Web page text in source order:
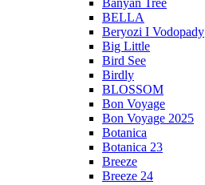
Banyan Tree
BELLA
Beryozi I Vodopady
Big Little
Bird See
Birdly
BLOSSOM
Bon Voyage
Bon Voyage 2025
Botanica
Botanica 23
Breeze
Breeze 24